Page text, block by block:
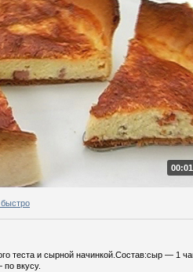
быстро
теста и сырной начинкой.Состав:сыр —
по вкусу.